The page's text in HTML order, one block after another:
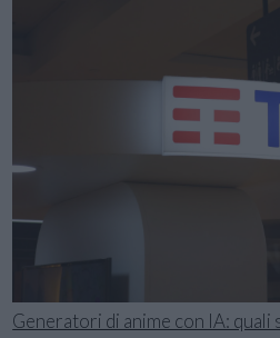
Generatori di anime con IA: quali